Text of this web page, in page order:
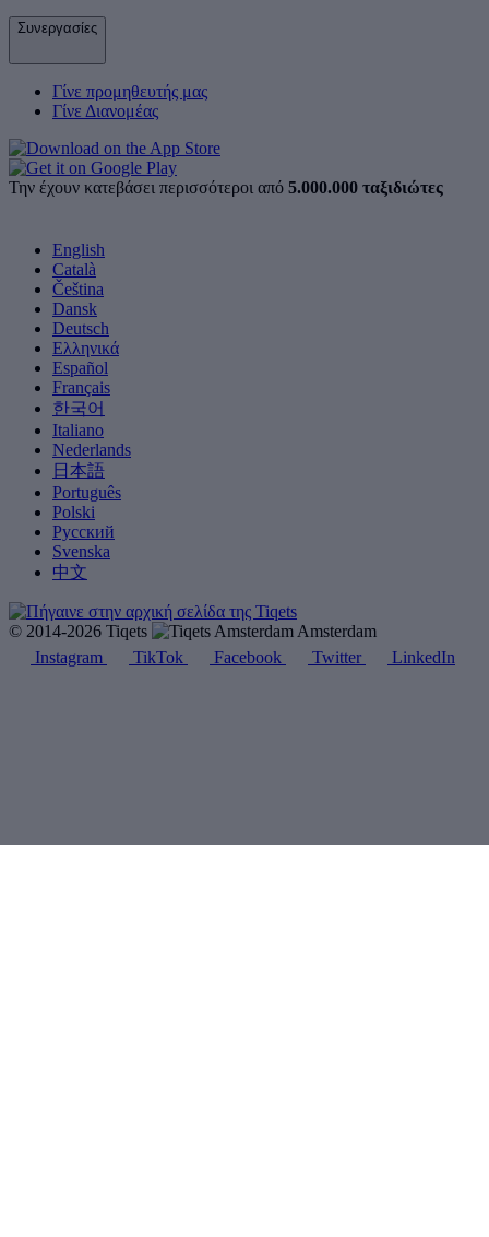
Συνεργασίες
Γίνε προμηθευτής μας
Γίνε Διανομέας
Την έχουν κατεβάσει περισσότεροι από 5.000.000 ταξιδιώτες
English
Català
Čeština
Dansk
Deutsch
Ελληνικά
Español
Français
한국어
Italiano
Nederlands
日本語
Português
Polski
Русский
Svenska
中文
© 2014-2026 Tiqets
Amsterdam
Instagram
TikTok Facebook Twitter LinkedIn